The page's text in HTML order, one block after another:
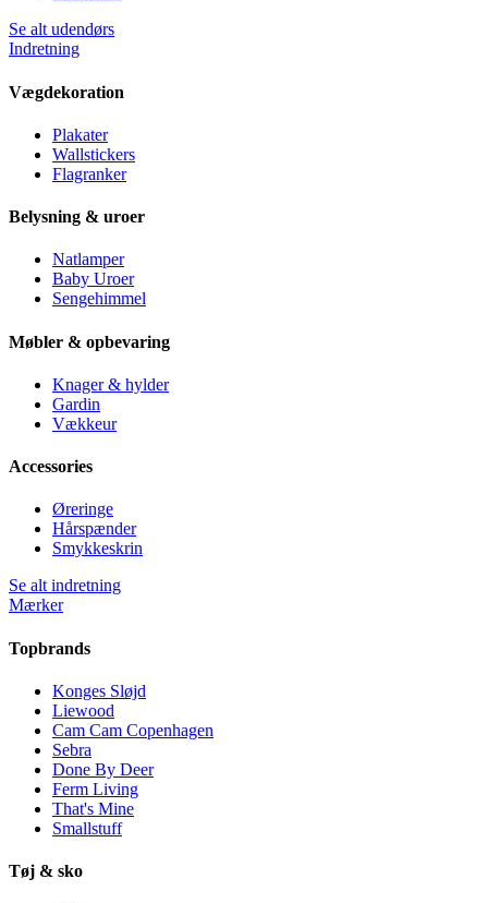
Se alt udendørs
Indretning
Vægdekoration
Plakater
Wallstickers
Flagranker
Belysning & uroer
Natlamper
Baby Uroer
Sengehimmel
Møbler & opbevaring
Knager & hylder
Gardin
Vækkeur
Accessories
Øreringe
Hårspænder
Smykkeskrin
Se alt indretning
Mærker
Topbrands
Konges Sløjd
Liewood
Cam Cam Copenhagen
Sebra
Done By Deer
Ferm Living
That's Mine
Smallstuff
Tøj & sko